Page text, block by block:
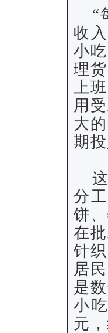
“
收
小
理
上
用
大
期
分
饼
在
针
居
是
小
元